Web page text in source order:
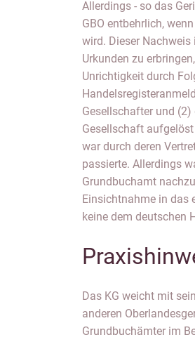
Allerdings - so das
GBO entbehrlich,
wird. Dieser
Urkunden zu
Unrichtigkeit durch
Gesellschafter und
Gesellschaft
war durch deren
passierte. Allerdings
Grundbuchamt
Einsichtnahme in das
keine dem deutschen
Das KG weicht mit
anderen
Grundbuchämter im
Entscheidung des KG